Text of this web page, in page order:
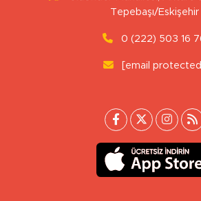
Tepebaşı/Eskişehir
0 (222) 503 16
[email protected]